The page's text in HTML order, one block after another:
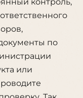
по
или